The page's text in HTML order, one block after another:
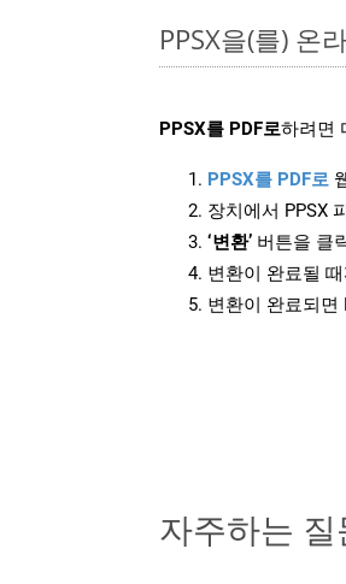
PPSX을(를) 온
PPSX를 PDF로하려면
PPSX를 PDF로
장치에서 PPSX
‘변환’ 버튼을 클
변환이 완료될
변환이 완료되면
자주하는 질